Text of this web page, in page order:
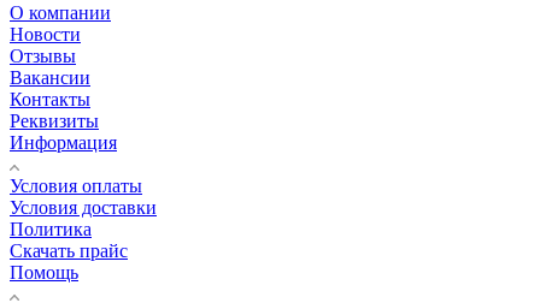
О компании
Новости
Отзывы
Вакансии
Контакты
Реквизиты
Информация
Условия оплаты
Условия доставки
Политика
Скачать прайс
Помощь